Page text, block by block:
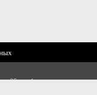
д 35 стр 1